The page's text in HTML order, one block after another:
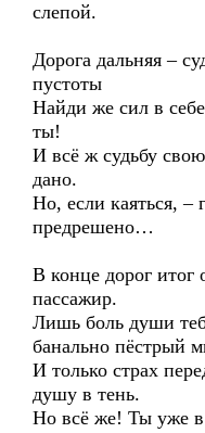
слепой.
Дорога дальняя –
пустоты
Найди же сил в
ты!
И всё ж судьбу
дано.
Но, если каяться, –
предрешено…
В конце дорог итог
пассажир.
Лишь боль души
банально пёстрый
И только страх
душу в тень.
Но всё же! Ты уже в